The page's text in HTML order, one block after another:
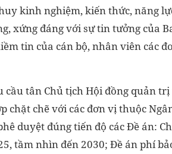
kinh nghiệm, kiến thức, năng
xứng đáng với sự tin tưởng của
tin của cán bộ, nhân viên các
tân Chủ tịch Hội đồng quản
chặt chẽ với các đơn vị thuộc
duyệt đúng tiến độ các Đề án:
tầm nhìn đến 2030; Đề án phí